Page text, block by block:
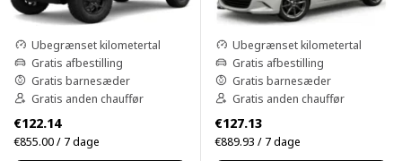
Ubegrænset kilometertal
Gratis afbestilling
Gratis barnesæder
Gratis anden chauffør
€122.14
€855.00 / 7 dage
Ubegrænset kilometertal
Gratis afbestilling
Gratis barnesæder
Gratis anden chauffør
€127.13
€889.93 / 7 dage